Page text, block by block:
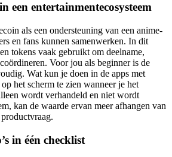
een entertainmentecosysteem
als een ondersteuning van een anime-
en fans kunnen samenwerken. In dit
tokens vaak gebruikt om deelname,
Voor jou als beginner is de
Wat kun je doen in de apps met
het scherm te zien wanneer je het
wordt verhandeld en niet wordt
kan de waarde ervan meer afhangen van
in één checklist